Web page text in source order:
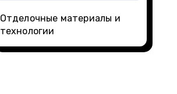
Отделочные материалы и
технологии